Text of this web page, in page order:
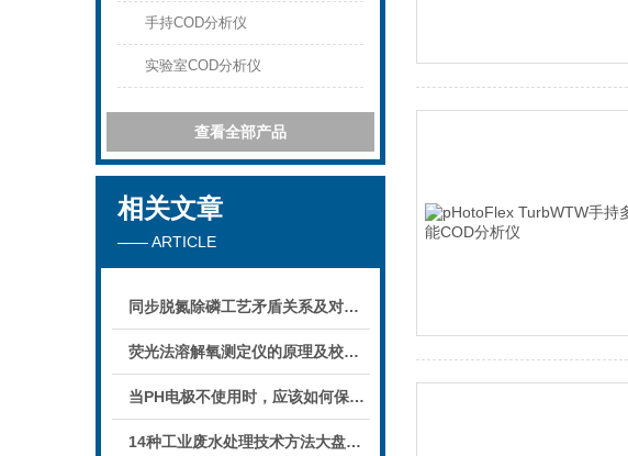
手持COD分析仪
实验室COD分析仪
查看全部产品
相关文章
—— ARTICLE
同步脱氮除磷工艺矛盾关系及对策（三）
荧光法溶解氧测定仪的原理及校准注意事项
当PH电极不使用时，应该如何保存它呢？
14种工业废水处理技术方法大盘点（四）